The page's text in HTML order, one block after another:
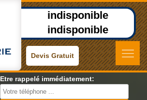
indisponible
indisponible
Devis Gratuit
Etre rappelé immédiatement: